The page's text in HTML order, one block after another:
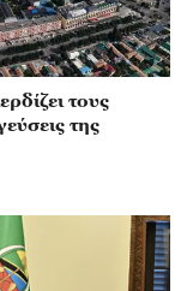
τους
της